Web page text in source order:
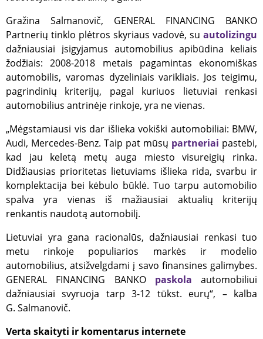
Gražina Salmanovič, GENERAL FINANCING BANKO
Partnerių tinklo plėtros skyriaus vadovė, su autolizingu
dažniausiai įsigyjamus automobilius apibūdina keliais
žodžiais: 2008-2018 metais pagamintas ekonomiškas
automobilis, varomas dyzeliniais varikliais. Jos teigimu,
pagrindinių kriterijų, pagal kuriuos lietuviai renkasi
automobilius antrinėje rinkoje, yra ne vienas.
„Mėgstamiausi vis dar išlieka vokiški automobiliai: BMW,
Audi, Mercedes-Benz. Taip pat mūsų partneriai pastebi,
kad jau keletą metų auga miesto visureigių rinka.
Didžiausias prioritetas lietuviams išlieka rida, svarbu ir
komplektacija bei kėbulo būklė. Tuo tarpu automobilio
spalva yra vienas iš mažiausiai aktualių kriterijų
renkantis naudotą automobilį.
Lietuviai yra gana racionalūs, dažniausiai renkasi tuo
metu rinkoje populiarios markės ir modelio
automobilius, atsižvelgdami į savo finansines galimybes.
GENERAL FINANCING BANKO paskola automobiliui
dažniausiai svyruoja tarp 3-12 tūkst. eurų“, – kalba
G. Salmanovič.
Verta skaityti ir komentarus internete